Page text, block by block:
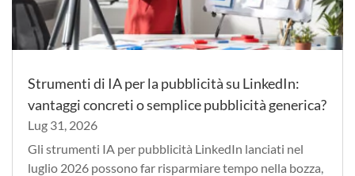
Strumenti di IA per la pubblicità su LinkedIn:
vantaggi concreti o semplice pubblicità generica?
Lug 31, 2026
Gli strumenti IA per pubblicità LinkedIn lanciati nel
luglio 2026 possono far risparmiare tempo nella bozza,